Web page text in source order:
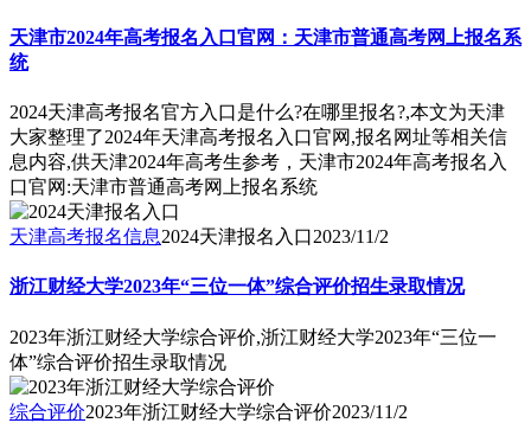
天津市2024年高考报名入口官网：天津市普通高考网上报名系
统
2024天津高考报名官方入口是什么?在哪里报名?,本文为天津
大家整理了2024年天津高考报名入口官网,报名网址等相关信
息内容,供天津2024年高考生参考，天津市2024年高考报名入
口官网:天津市普通高考网上报名系统
天津高考报名信息2024天津报名入口2023/11/2
浙江财经大学2023年“三位一体”综合评价招生录取情况
2023年浙江财经大学综合评价,浙江财经大学2023年“三位一
体”综合评价招生录取情况
综合评价2023年浙江财经大学综合评价2023/11/2